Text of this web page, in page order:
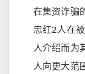
在集资诈骗
忠红2人在
人介绍而为
人向更大范